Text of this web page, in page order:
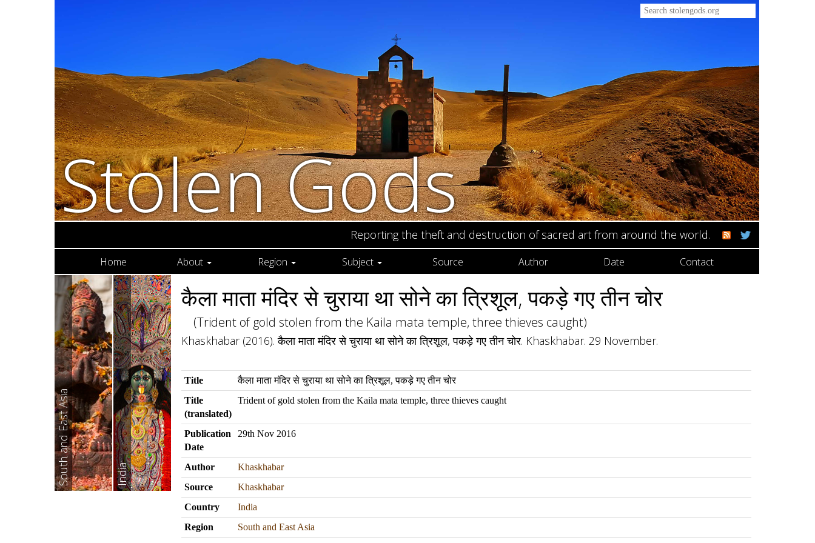
Stolen Gods
Reporting the theft and destruction of sacred art from around the world.
Home About Region Subject Source Author Date Contact
South and East Asia India
कैला माता मंदिर से चुराया था सोने का त्रिशूल, पकड़े गए तीन चोर
(Trident of gold stolen from the Kaila mata temple, three thieves caught)
Khaskhabar (2016). कैला माता मंदिर से चुराया था सोने का त्रिशूल, पकड़े गए तीन चोर. Khaskhabar. 29 November.
Title
कैला माता मंदिर से चुराया था सोने का त्रिशूल, पकड़े गए तीन चोर
Title
(translated)
Trident of gold stolen from the Kaila mata temple, three thieves caught
Publication
Date
29th Nov 2016
Author
Khaskhabar
Source
Khaskhabar
Country
India
Region
South and East Asia